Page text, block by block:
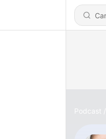
Podcast